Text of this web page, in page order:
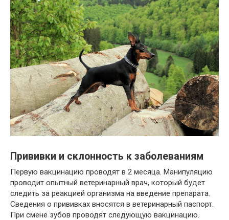
Прививки и склонность к заболеваниям
Первую вакцинацию проводят в 2 месяца. Манипуляцию
проводит опытный ветеринарный врач, который будет
следить за реакцией организма на введение препарата.
Сведения о прививках вносятся в ветеринарный паспорт.
При смене зубов проводят следующую вакцинацию.